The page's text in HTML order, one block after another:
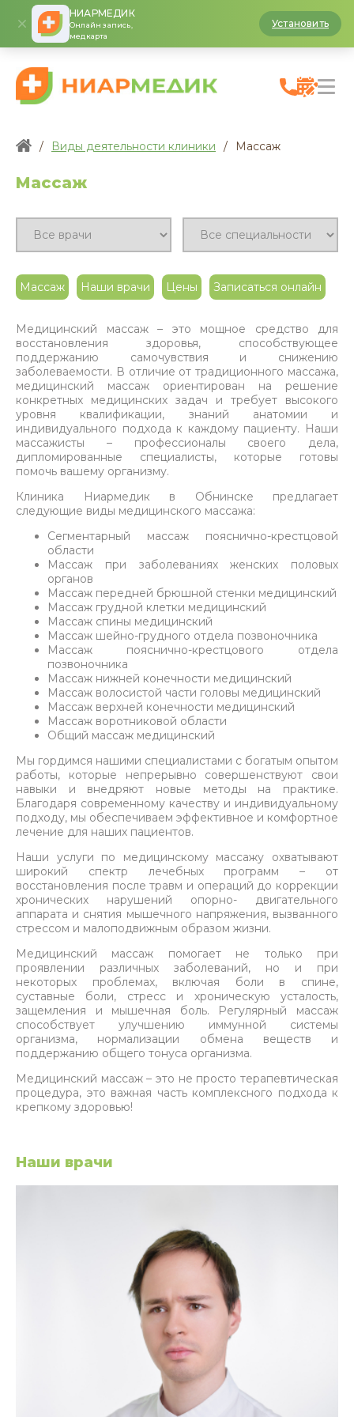
НИАРМЕДИК
Онлайн запись,
медкарта
Установить
/ Виды деятельности клиники / Массаж
Массаж
Массаж Наши врачи Цены Записаться онлайн
Медицинский массаж – это мощное средство для
восстановления здоровья, способствующее
поддержанию самочувствия и снижению
заболеваемости. В отличие от традиционного массажа,
медицинский массаж ориентирован на решение
конкретных медицинских задач и требует высокого
уровня квалификации, знаний анатомии и
индивидуального подхода к каждому пациенту. Наши
массажисты – профессионалы своего дела,
дипломированные специалисты, которые готовы
помочь вашему организму.
Клиника Ниармедик в Обнинске предлагает
следующие виды медицинского массажа:
Сегментарный массаж пояснично-крестцовой
области
Массаж при заболеваниях женских половых
органов
Массаж передней брюшной стенки медицинский
Массаж грудной клетки медицинский
Массаж спины медицинский
Массаж шейно-грудного отдела позвоночника
Массаж пояснично-крестцового отдела
позвоночника
Массаж нижней конечности медицинский
Массаж волосистой части головы медицинский
Массаж верхней конечности медицинский
Массаж воротниковой области
Общий массаж медицинский
Мы гордимся нашими специалистами с богатым опытом
работы, которые непрерывно совершенствуют свои
навыки и внедряют новые методы на практике.
Благодаря современному качеству и индивидуальному
подходу, мы обеспечиваем эффективное и комфортное
лечение для наших пациентов.
Наши услуги по медицинскому массажу охватывают
широкий спектр лечебных программ – от
восстановления после травм и операций до коррекции
хронических нарушений опорно- двигательного
аппарата и снятия мышечного напряжения, вызванного
стрессом и малоподвижным образом жизни.
Медицинский массаж помогает не только при
проявлении различных заболеваний, но и при
некоторых проблемах, включая боли в спине,
суставные боли, стресс и хроническую усталость,
защемления и мышечная боль. Регулярный массаж
способствует улучшению иммунной системы
организма, нормализации обмена веществ и
поддержанию общего тонуса организма.
Медицинский массаж – это не просто терапевтическая
процедура, это важная часть комплексного подхода к
крепкому здоровью!
Наши врачи